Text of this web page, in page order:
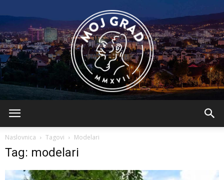
Naslovnica Tagovi Modelari
Tag: modelari